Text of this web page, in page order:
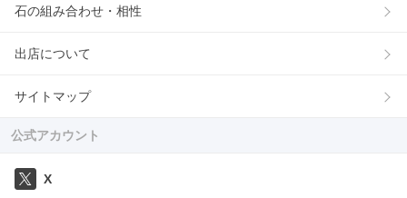
石の組み合わせ・相性
出店について
サイトマップ
公式アカウント
X